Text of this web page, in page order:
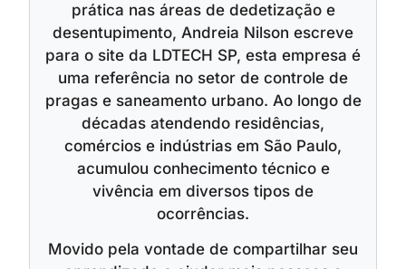
prática nas áreas de dedetização e
desentupimento, Andreia Nilson escreve
para o site da LDTECH SP, esta empresa é
uma referência no setor de controle de
pragas e saneamento urbano. Ao longo de
décadas atendendo residências,
comércios e indústrias em São Paulo,
acumulou conhecimento técnico e
vivência em diversos tipos de
ocorrências.
Movido pela vontade de compartilhar seu